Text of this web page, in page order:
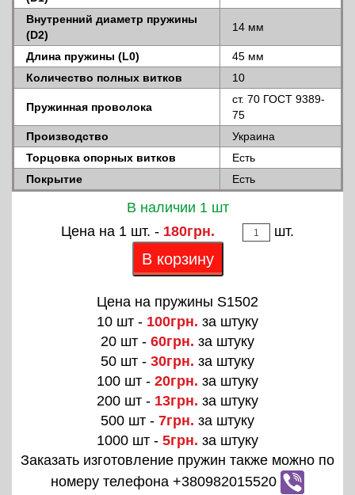
Внутренний диаметр пружины
(D2)
14 мм
Длина пружины (L0)
45 мм
Количество полных витков
10
Пружинная проволока
ст. 70 ГОСТ 9389-
75
Производство
Украина
Торцовка опорных витков
Есть
Покрытие
Есть
В наличии 1 шт
Цена на 1 шт. - 180грн. шт.
В корзину
Цена на пружины S1502
10 шт - 100грн. за штуку
20 шт - 60грн. за штуку
50 шт - 30грн. за штуку
100 шт - 20грн. за штуку
200 шт - 13грн. за штуку
500 шт - 7грн. за штуку
1000 шт - 5грн. за штуку
Заказать изготовление пружин также можно по
номеру телефона +380982015520